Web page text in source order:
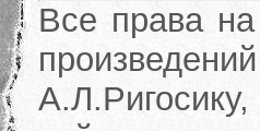
Все права на